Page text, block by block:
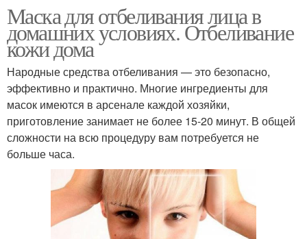
Маска для отбеливания лица в
домашних условиях. Отбеливание
кожи дома
Народные средства отбеливания — это безопасно,
эффективно и практично. Многие ингредиенты для
масок имеются в арсенале каждой хозяйки,
приготовление занимает не более 15-20 минут. В общей
сложности на всю процедуру вам потребуется не
больше часа.